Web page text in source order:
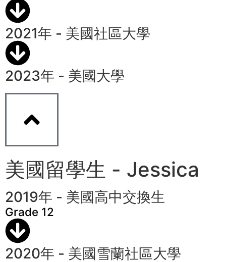
2021年 - 美國社區大學
2023年 - 美國大學
美國留學生 - Jessica
2019年 - 美國高中交換生
Grade 12
2020年 - 美國雪蘭社區大學